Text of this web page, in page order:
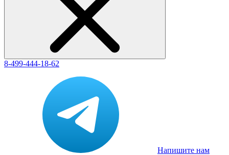
8-499-444-18-62
Напишите нам